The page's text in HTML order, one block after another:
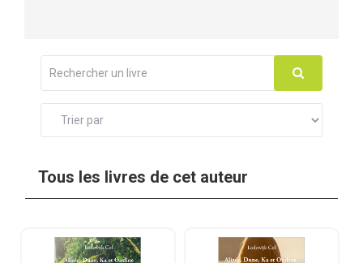
Tous les livres de cet auteur